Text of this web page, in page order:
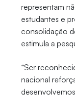
representam
estudantes e
consolidação
estimula a
“Ser
nacional